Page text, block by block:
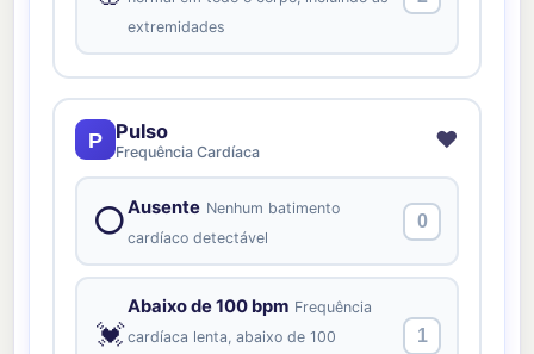
extremidades
P Pulso
Frequência Cardíaca ❤️
⭕Ausente Nenhum batimento
cardíaco detectável
0
💓
Abaixo de 100 bpm Frequência
cardíaca lenta, abaixo de 100
1